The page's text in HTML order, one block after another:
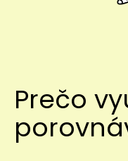
Prečo